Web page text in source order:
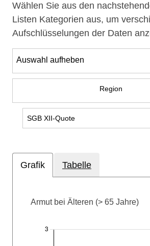
Wählen Sie aus den
Listen Kategorien aus, um
Aufschlüsselungen der Daten
Auswahl aufheben
Region
SGB XII-QuoteUnterkategorien
Grafik Tabelle
Armut bei Älteren (> 65 Jahre)